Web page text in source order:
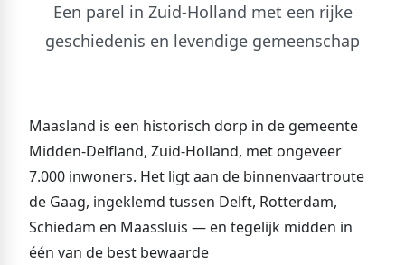
Een parel in Zuid-Holland met een rijke
geschiedenis en levendige gemeenschap
Maasland is een historisch dorp in de gemeente
Midden-Delfland, Zuid-Holland, met ongeveer
7.000 inwoners. Het ligt aan de binnenvaartroute
de Gaag, ingeklemd tussen Delft, Rotterdam,
Schiedam en Maassluis — en tegelijk midden in
één van de best bewaarde